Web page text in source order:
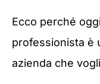
Ecco perché
professionista è
azienda che